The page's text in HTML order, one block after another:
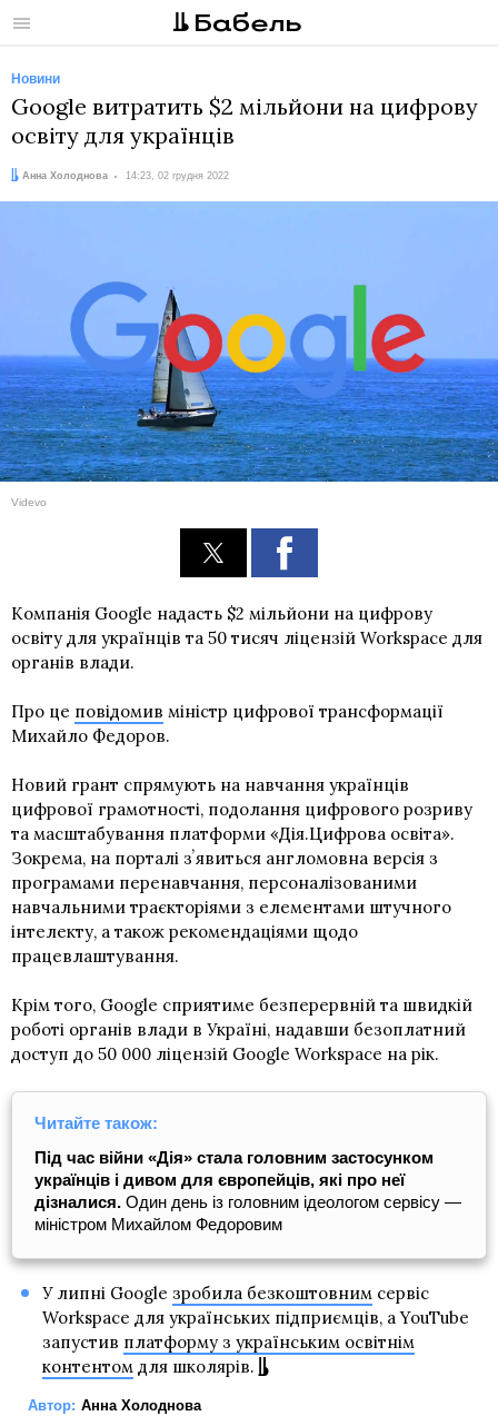
Меню
Новини
Google витратить $2 мільйони на цифрову
освіту для українців
Автор:
Анна Холоднова
Дата: 14:23, 02 грудня 2022
Videvo
Компанія Google надасть $2 мільйони на цифрову
освіту для українців та 50 тисяч ліцензій Workspace для
органів влади.
Про це повідомив міністр цифрової трансформації
Михайло Федоров.
Новий грант спрямують на навчання українців
цифрової грамотності, подолання цифрового розриву
та масштабування платформи «Дія.Цифрова освіта».
Зокрема, на порталі зʼявиться англомовна версія з
програмами перенавчання, персоналізованими
навчальними траєкторіями з елементами штучного
інтелекту, а також рекомендаціями щодо
працевлаштування.
Крім того, Google сприятиме безперервній та швидкій
роботі органів влади в Україні, надавши безоплатний
доступ до 50 000 ліцензій Google Workspace на рік.
Читайте також:
Під час війни «Дія» стала головним застосунком
українців і дивом для європейців, які про неї
дізналися. Один день із головним ідеологом сервісу —
міністром Михайлом Федоровим
У липні Google зробила безкоштовнимсервіс
Workspace для українських підприємців, а YouTube
запустив платформу з українським освітнім
контентомдля школярів.
Автор: Анна Холоднова